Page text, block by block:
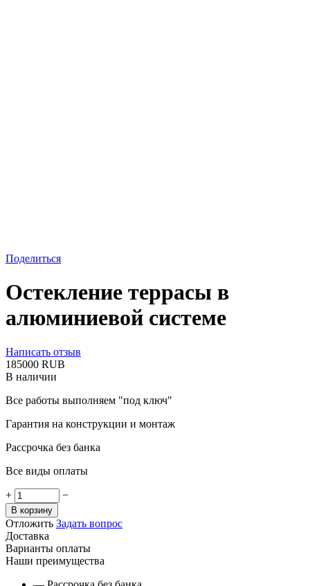
Поделиться
Остекление террасы в
алюминиевой системе
Написать отзыв
‍185000‍ RUB
В наличии
Все работы выполняем "под ключ"
Гарантия на конструкции и монтаж
Рассрочка без банка
Все виды оплаты
+ −
В корзину
Отложить Задать вопрос
Доставка
Варианты оплаты
Наши преимущества